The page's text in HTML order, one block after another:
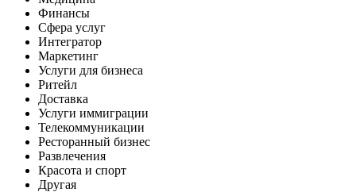
Финансы
Сфера услуг
Интегратор
Маркетинг
Услуги для бизнеса
Ритейл
Доставка
Услуги иммиграции
Телекоммуникации
Ресторанный бизнес
Развлечения
Красота и спорт
Другая